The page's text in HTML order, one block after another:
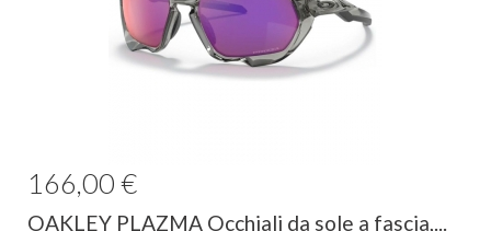
166,00 €
OAKLEY PLAZMA Occhiali da sole a fascia,...